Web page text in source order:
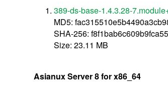
389-ds-base-1.4.3.28-
MD5:
SHA-256:
Size: 23.11 MB
Asianux Server 8 for x86_64